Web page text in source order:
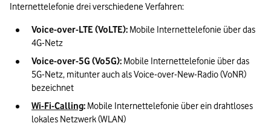
Internettelefonie drei verschiedene Verfahren:
Voice-over-LTE (VoLTE): Mobile Internettelefonie über das
4G-Netz
Voice-over-5G (Vo5G): Mobile Internettelefonie über das
5G-Netz, mitunter auch als Voice-over-New-Radio (VoNR)
bezeichnet
Wi-Fi-Calling: Mobile Internettelefonie über ein drahtloses
lokales Netzwerk (WLAN)